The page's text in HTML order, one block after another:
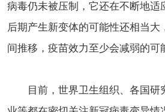
病毒仍未被压制，它还在不断地适
后期产生新变体的可能性还相当大
间推移，疫苗效力至少会减弱的可
目前，世界卫生组织、各国研